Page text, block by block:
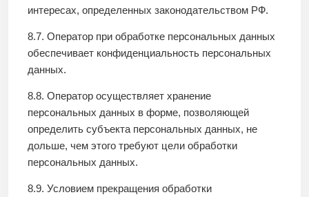
интересах, определенных законодательством РФ.
8.7. Оператор при обработке персональных данных
обеспечивает конфиденциальность персональных
данных.
8.8. Оператор осуществляет хранение
персональных данных в форме, позволяющей
определить субъекта персональных данных, не
дольше, чем этого требуют цели обработки
персональных данных.
8.9. Условием прекращения обработки